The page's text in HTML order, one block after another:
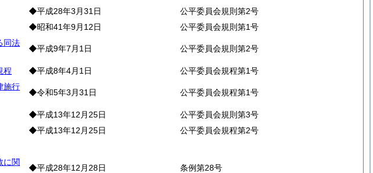
◆平成28年3月31日
公平委員会規則第2号
◆昭和41年9月12日
公平委員会規則第1号
同法
◆平成9年7月1日 公平委員会規則第2号
程 ◆平成8年4月1日
公平委員会規程第1号
施行
◆令和5年3月31日 公平委員会規程第1号
◆平成13年12月25日
公平委員会規則第3号
◆平成13年12月25日
公平委員会規程第2号
に関
◆平成28年12月28日 条例第28号